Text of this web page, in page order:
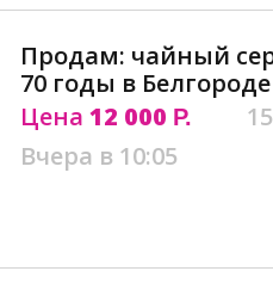
Продам: чайный
70 годы в Белгороде
Цена 12 000 Р.
Вчера в 10:05